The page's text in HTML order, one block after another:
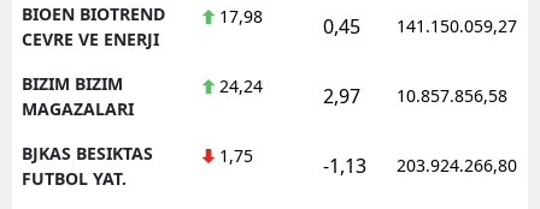
BIOEN BIOTREND
CEVRE VE ENERJI
17,98 0,45 141.150.059,27
BIZIM BIZIM
MAGAZALARI
24,24 2,97 10.857.856,58
BJKAS BESIKTAS
FUTBOL YAT.
1,75 -1,13 203.924.266,80